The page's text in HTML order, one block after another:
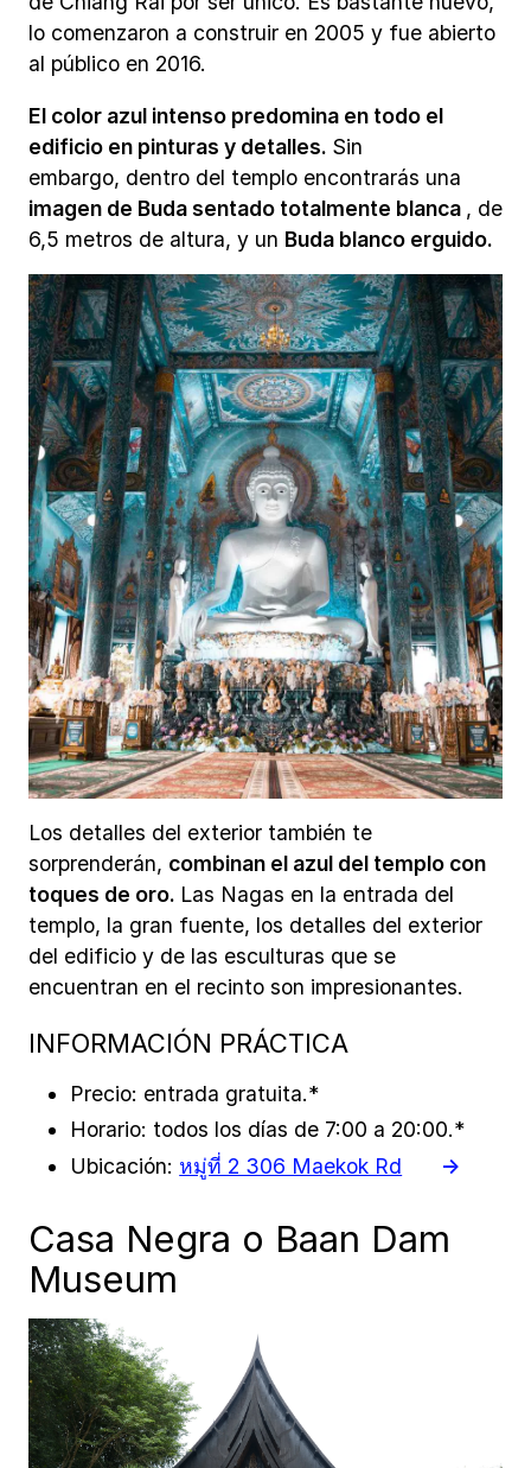
lo comenzaron a construir en 2005 y fue abierto
al público en 2016.
El color azul intenso predomina en todo el
edificio en pinturas y detalles. Sin
embargo, dentro del templo encontrarás una
imagen de Buda sentado totalmente blanca , de
6,5 metros de altura, y un Buda blanco erguido.
Los detalles del exterior también te
sorprenderán, combinan el azul del templo con
toques de oro. Las Nagas en la entrada del
templo, la gran fuente, los detalles del exterior
del edificio y de las esculturas que se
encuentran en el recinto son impresionantes.
INFORMACIÓN PRÁCTICA
Precio: entrada gratuita.*
Horario: todos los días de 7:00 a 20:00.*
Ubicación: หมู่ที่ 2 306 Maekok Rd
Casa Negra o Baan Dam
Museum